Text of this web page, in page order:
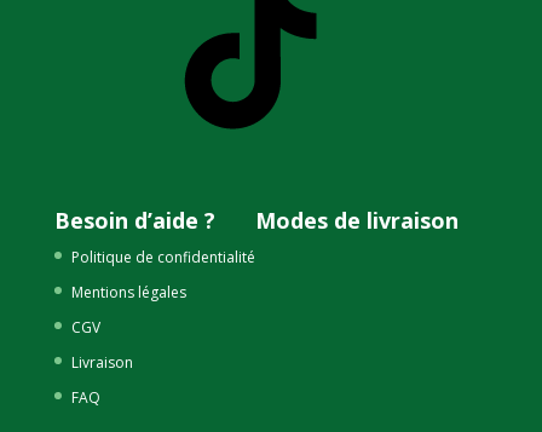
Besoin d’aide ?
Politique de confidentialité
Mentions légales
CGV
Livraison
FAQ
Modes de livraison